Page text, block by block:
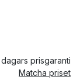
prisgaranti
Matcha priset